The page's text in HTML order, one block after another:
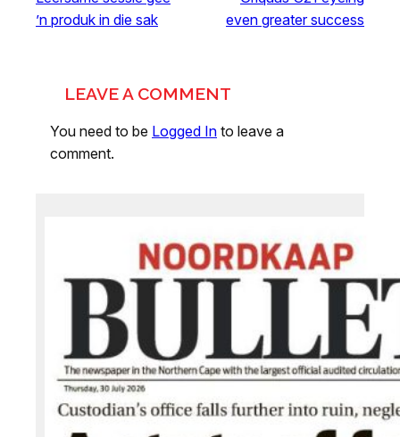
’n produk in die sak
even greater success
LEAVE A COMMENT
You need to be Logged In to leave a
comment.